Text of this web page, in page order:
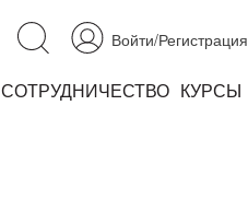
Войти/Регистрация
СОТРУДНИЧЕСТВО КУРСЫ